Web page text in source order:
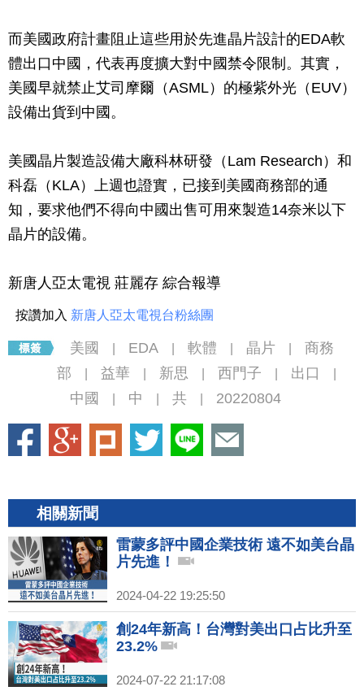
而美國政府計畫阻止這些用於先進晶片設計的EDA軟
體出口中國，代表再度擴大對中國禁令限制。其實，
美國早就禁止艾司摩爾（ASML）的極紫外光（EUV）
設備出貨到中國。
美國晶片製造設備大廠科林研發（Lam Research）和
科磊（KLA）上週也證實，已接到美國商務部的通
知，要求他們不得向中國出售可用來製造14奈米以下
晶片的設備。
新唐人亞太電視 莊麗存 綜合報導
按讚加入 新唐人亞太電視台粉絲團
美國 EDA 軟體 晶片
商務
部
益華 新思 西門子 出口
中國 中 共 20220804
相關新聞
雷蒙多評中國企業技術 遠不如美台晶
片先進！
2024-04-22 19:25:50
創24年新高！台灣對美出口占比升至
23.2%
2024-07-22 21:17:08